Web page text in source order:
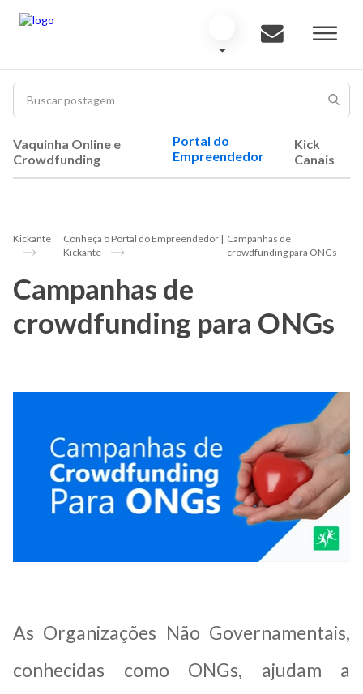
Vaquinha Online e
Crowdfunding
Portal do
Empreendedor
Kick
Canais
Kickante
Conheça o Portal do Empreendedor |
Kickante
Campanhas de
crowdfunding para ONGs
Campanhas de
crowdfunding para ONGs
As Organizações Não Governamentais,
conhecidas como ONGs, ajudam a